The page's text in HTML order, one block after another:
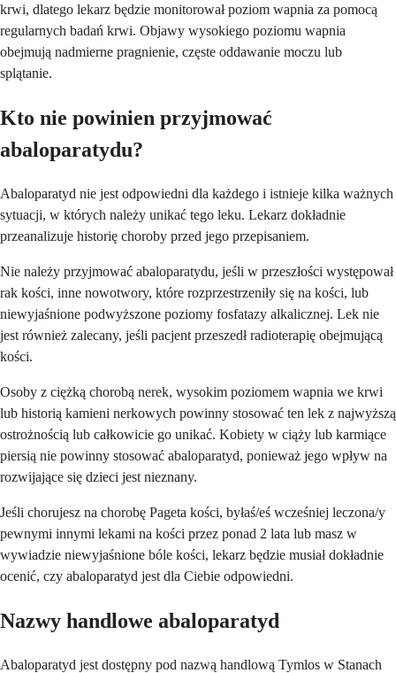
krwi, dlatego lekarz będzie monitorował poziom wapnia za pomocą
regularnych badań krwi. Objawy wysokiego poziomu wapnia
obejmują nadmierne pragnienie, częste oddawanie moczu lub
splątanie.
Kto nie powinien przyjmować
abaloparatydu?
Abaloparatyd nie jest odpowiedni dla każdego i istnieje kilka ważnych
sytuacji, w których należy unikać tego leku. Lekarz dokładnie
przeanalizuje historię choroby przed jego przepisaniem.
Nie należy przyjmować abaloparatydu, jeśli w przeszłości występował
rak kości, inne nowotwory, które rozprzestrzeniły się na kości, lub
niewyjaśnione podwyższone poziomy fosfatazy alkalicznej. Lek nie
jest również zalecany, jeśli pacjent przeszedł radioterapię obejmującą
kości.
Osoby z ciężką chorobą nerek, wysokim poziomem wapnia we krwi
lub historią kamieni nerkowych powinny stosować ten lek z najwyższą
ostrożnością lub całkowicie go unikać. Kobiety w ciąży lub karmiące
piersią nie powinny stosować abaloparatyd, ponieważ jego wpływ na
rozwijające się dzieci jest nieznany.
Jeśli chorujesz na chorobę Pageta kości, byłaś/eś wcześniej leczona/y
pewnymi innymi lekami na kości przez ponad 2 lata lub masz w
wywiadzie niewyjaśnione bóle kości, lekarz będzie musiał dokładnie
ocenić, czy abaloparatyd jest dla Ciebie odpowiedni.
Nazwy handlowe abaloparatyd
Abaloparatyd jest dostępny pod nazwą handlową Tymlos w Stanach